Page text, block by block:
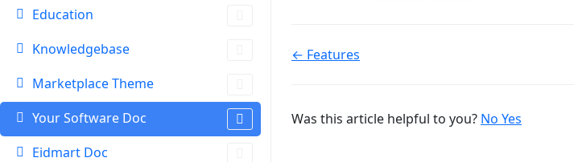
Education
Knowledgebase
Marketplace Theme
Your Software Doc
Eidmart Doc
Doc
← Features
Was this article helpful to you? No Yes